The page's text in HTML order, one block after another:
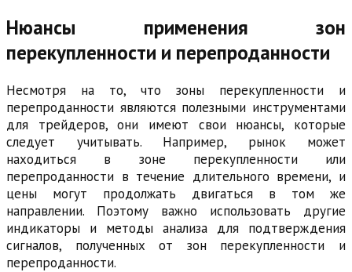
Нюансы применения зон
перекупленности и перепроданности
Несмотря на то, что зоны перекупленности и
перепроданности являются полезными инструментами
для трейдеров, они имеют свои нюансы, которые
следует учитывать. Например, рынок может
находиться в зоне перекупленности или
перепроданности в течение длительного времени, и
цены могут продолжать двигаться в том же
направлении. Поэтому важно использовать другие
индикаторы и методы анализа для подтверждения
сигналов, полученных от зон перекупленности и
перепроданности.